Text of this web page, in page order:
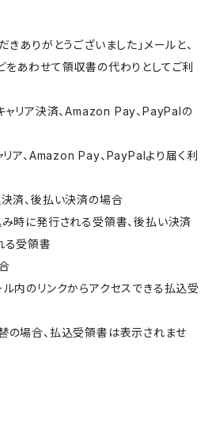
ありがとうございました」メールと、
あわせて領収書の代わりとしてご利
ャリア決済、Amazon Pay、PayPalの
リア、Amazon Pay、PayPalより届く利
済、後払い決済の場合
時に発行される受領書、後払い決済
る受領書
内のリンクからアクセスできる払込受
場合、払込受領書は表示されませ